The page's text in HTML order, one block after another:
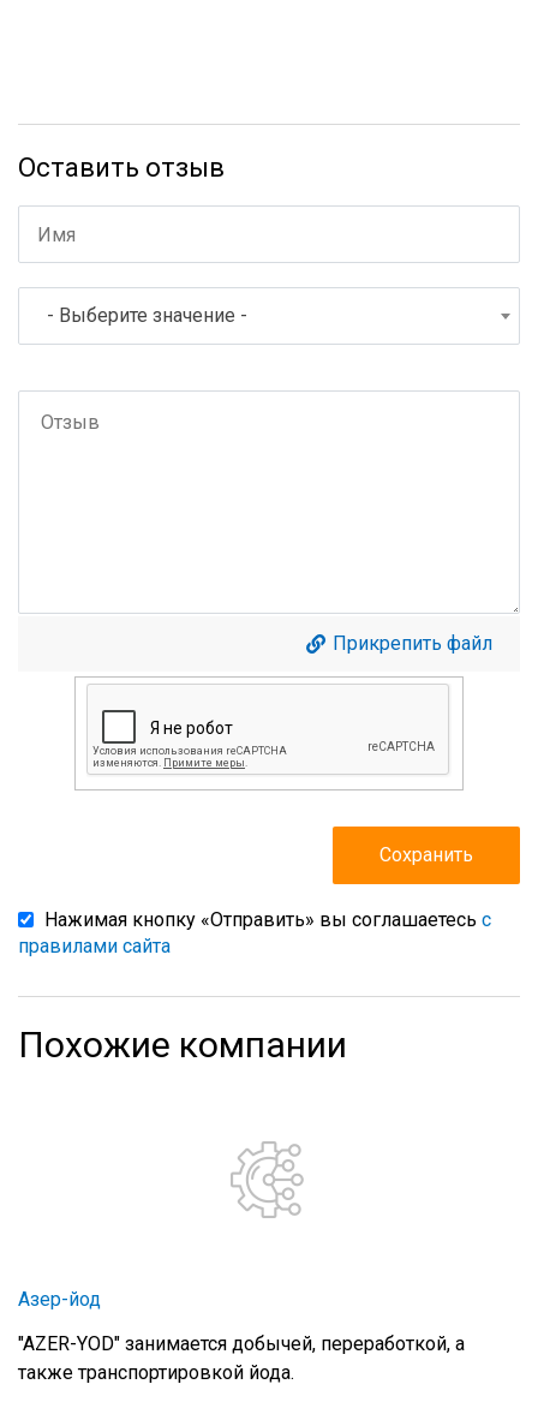
Оставить отзыв
- Выберите значение -
Прикрепить файл
Нажимая кнопку «Отправить» вы соглашаетесь с
правилами сайта
Похожие компании
Азер-йод
"AZER-YOD" занимается добычей, переработкой, а
также транспортировкой йода.